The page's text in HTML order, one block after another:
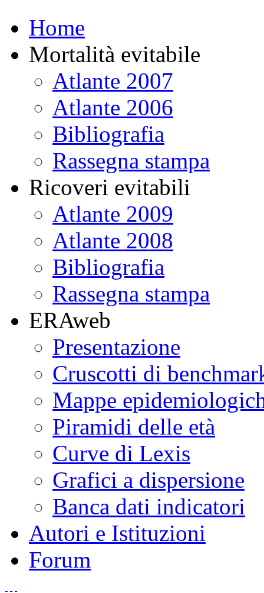
Home
Mortalità evitabile
Atlante 2007
Atlante 2006
Bibliografia
Rassegna stampa
Ricoveri evitabili
Atlante 2009
Atlante 2008
Bibliografia
Rassegna stampa
ERAweb
Presentazione
Cruscotti di
Mappe
Piramidi delle età
Curve di Lexis
Grafici a dispersione
Banca dati indicatori
Autori e Istituzioni
Forum